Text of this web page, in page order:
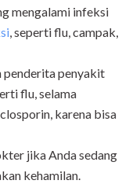
mengalami infeksi
, seperti flu, campak,
penderita penyakit
flu, selama
karena bisa
jika Anda sedang
kehamilan.